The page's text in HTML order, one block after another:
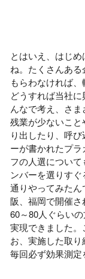
とはいえ、はじ
ね。たくさんあ
もらわなければ
どうすれば当社
んなで考え、さま
残業が少ないこ
り出したり、呼
ーが書かれたプ
フの人選につい
ンバーを選りす
通りやってみた
阪、福岡で開催
60～80人ぐらい
実現できました
お、実施した取り
毎回必ず効果測定